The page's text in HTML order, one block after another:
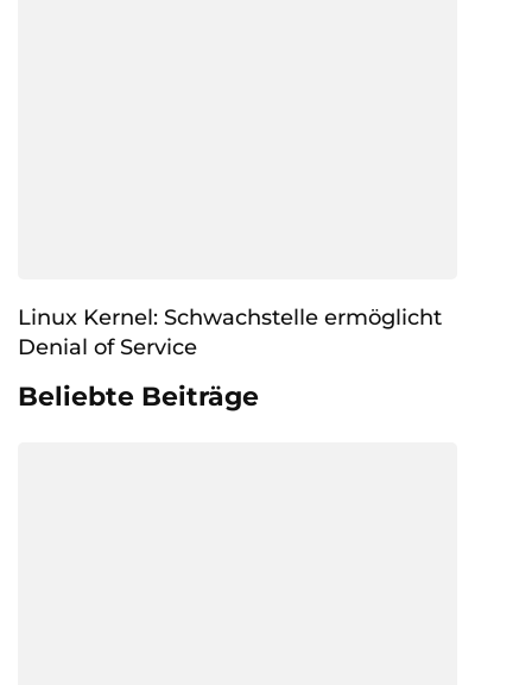
Linux Kernel: Schwachstelle ermöglicht
Denial of Service
Beliebte Beiträge